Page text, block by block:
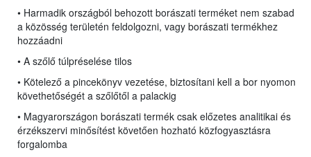
• Harmadik országból behozott borászati terméket nem szabad
a közösség területén feldolgozni, vagy borászati termékhez
hozzáadni
• A szőlő túlpréselése tilos
• Kötelező a pincekönyv vezetése, biztosítani kell a bor nyomon
követhetőségét a szőlőtől a palackig
• Magyarországon borászati termék csak előzetes analitikai és
érzékszervi minősítést követően hozható közfogyasztásra
forgalomba